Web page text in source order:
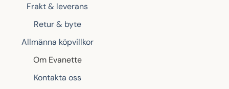
Frakt & leverans
Retur & byte
Allmänna köpvillkor
Om Evanette
Kontakta oss